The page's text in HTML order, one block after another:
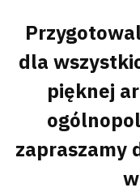
dla
pięknej
zapraszamy